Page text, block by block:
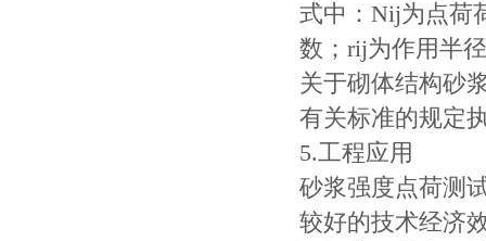
式中：Nij为点荷
数；rij为作用半
关于砌体结构砂
有关标准的规定
5.工程应用
砂浆强度点荷测
较好的技术经济